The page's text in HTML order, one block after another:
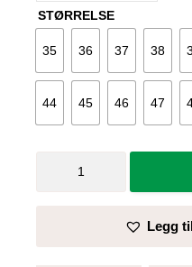
STØRRELSE
35 36 37 38
44 45 46 47
Legg